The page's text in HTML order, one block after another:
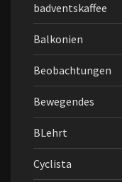
badventskaffee
Balkonien
Beobachtungen
Bewegendes
BLehrt
Cyclista